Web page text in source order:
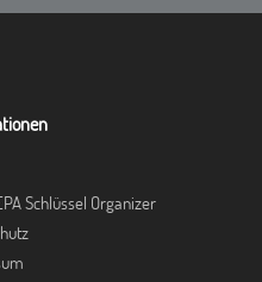
Schlüssel Organizer